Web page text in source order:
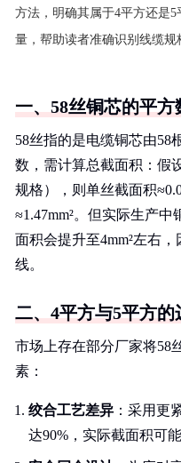
方法，明确其属于4平方还是
量，帮助读者准确识别线缆规
一、58丝铜芯的平方
58丝指的是电缆铜芯由58
数，需计算总截面积：假
规格），则单丝截面积
≈1.47mm²。但实际生产
面积会提升至4mm²左右
线。
二、4平方与5平方的
市场上存在部分厂家将58
素：
绞合工艺差异 ：采用更
达90%，实际截面积可